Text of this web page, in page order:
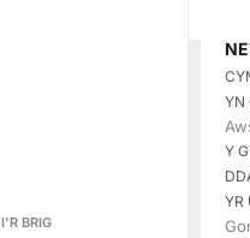
I'R BRIG
YN
Y
YR